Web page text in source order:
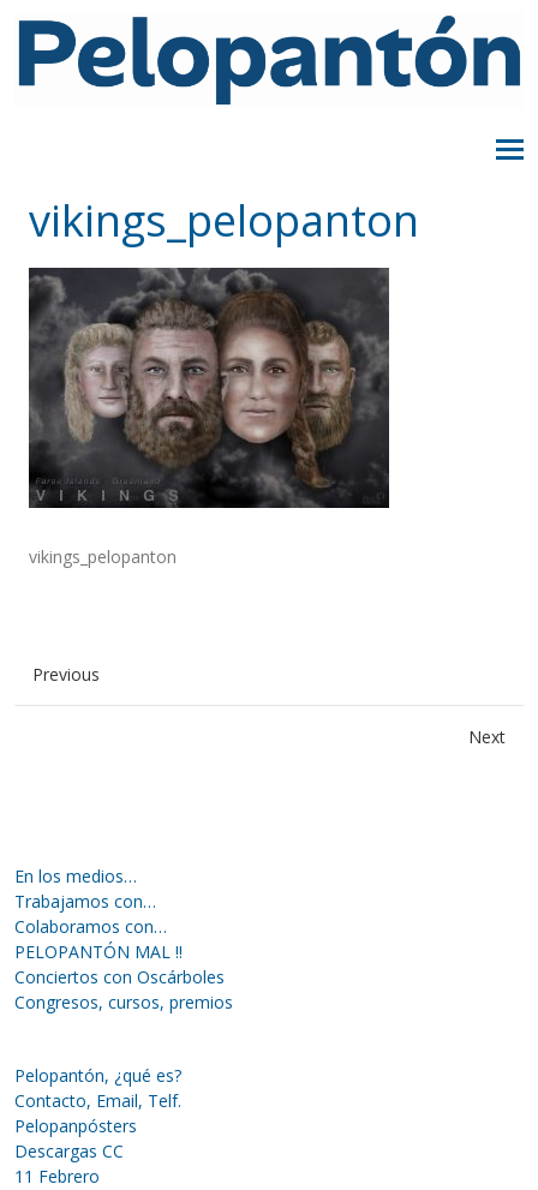
vikings_pelopanton
vikings_pelopanton
Previous
Next
En los medios…
Trabajamos con…
Colaboramos con…
PELOPANTÓN MAL !!
Conciertos con Oscárboles
Congresos, cursos, premios
Pelopantón, ¿qué es?
Contacto, Email, Telf.
Pelopanpósters
Descargas CC
11 Febrero